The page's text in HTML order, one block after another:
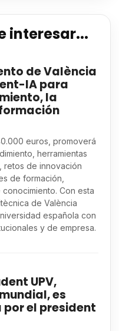
interesar...
de València
IA para
la
euros, promoverá
herramientas
retos de innovación
de formación,
Con esta
de València
española con
y de empresa.
UPV,
es
el president